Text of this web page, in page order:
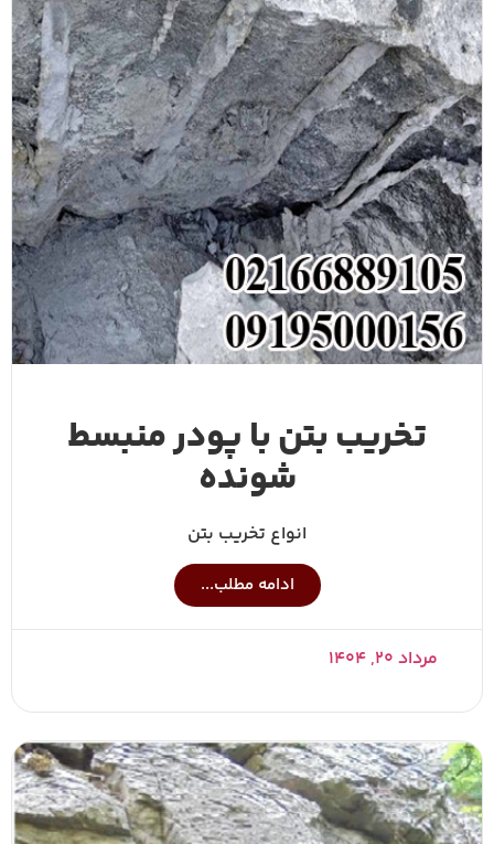
تخریب بتن با پودر منبسط
شونده
انواع تخریب بتن
ادامه مطلب...
مرداد ۲۰, ۱۴۰۴